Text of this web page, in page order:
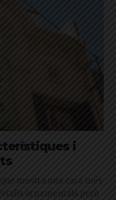
i
mostra una cara més
ornamentals però